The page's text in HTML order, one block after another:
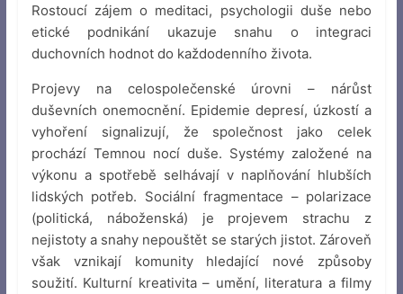
Rostoucí zájem o meditaci, psychologii duše nebo
etické podnikání ukazuje snahu o integraci
duchovních hodnot do každodenního života.
Projevy na celospolečenské úrovni – nárůst
duševních onemocnění. Epidemie depresí, úzkostí a
vyhoření signalizují, že společnost jako celek
prochází Temnou nocí duše. Systémy založené na
výkonu a spotřebě selhávají v naplňování hlubších
lidských potřeb. Sociální fragmentace – polarizace
(politická, náboženská) je projevem strachu z
nejistoty a snahy nepouštět se starých jistot. Zároveň
však vznikají komunity hledající nové způsoby
soužití. Kulturní kreativita – umění, literatura a filmy